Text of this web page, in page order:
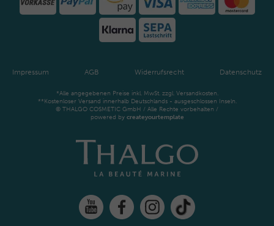
Impressum AGB Widerrufsrecht Datenschutz
*Alle angegebenen Preise inkl. MwSt. zzgl. Versandkosten.
**Kostenloser Versand innerhalb Deutschlands - ausgeschlossen Inseln.
© THALGO COSMETIC GmbH / Alle Rechte vorbehalten /
powered by createyourtemplate